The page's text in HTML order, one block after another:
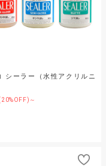
シーラー（水性アクリルニ
～